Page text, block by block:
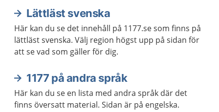
Lättläst svenska
Här kan du se det innehåll på 1177.se som finns på
lättläst svenska. Välj region högst upp på sidan för
att se vad som gäller för dig.
1177 på andra språk
Här kan du se en lista med andra språk där det
finns översatt material. Sidan är på engelska.